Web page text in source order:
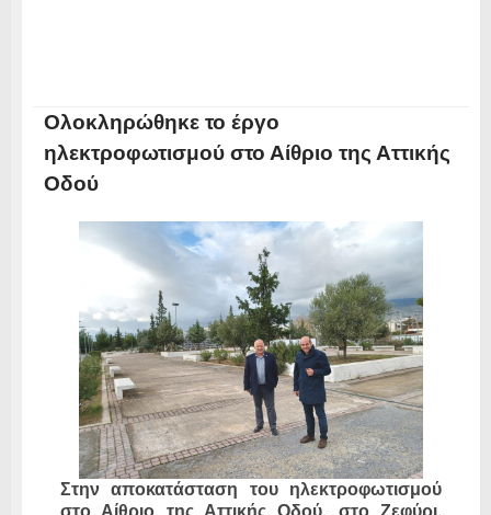
Ολοκληρώθηκε το έργο
ηλεκτροφωτισμού στο Αίθριο της Αττικής
Οδού
Στην αποκατάσταση του ηλεκτροφωτισμού
στο Αίθριο της Αττικής Οδού, στο Ζεφύρι,